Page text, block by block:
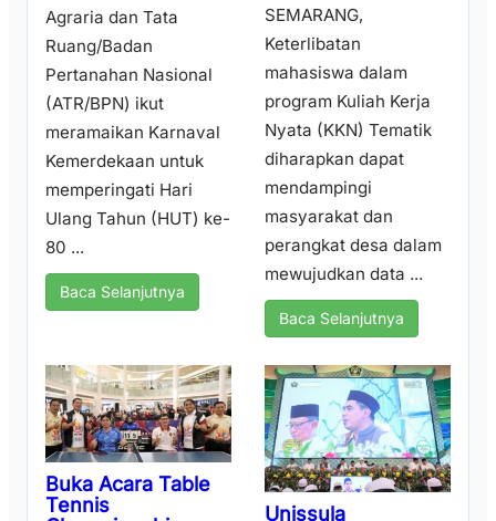
Agraria dan Tata
Ruang/Badan
Pertanahan Nasional
(ATR/BPN) ikut
meramaikan Karnaval
Kemerdekaan untuk
memperingati Hari
Ulang Tahun (HUT) ke-
80 ...
Baca Selanjutnya
SEMARANG,
Keterlibatan
mahasiswa dalam
program Kuliah Kerja
Nyata (KKN) Tematik
diharapkan dapat
mendampingi
masyarakat dan
perangkat desa dalam
mewujudkan data ...
Baca Selanjutnya
Buka Acara Table
Tennis
Unissula